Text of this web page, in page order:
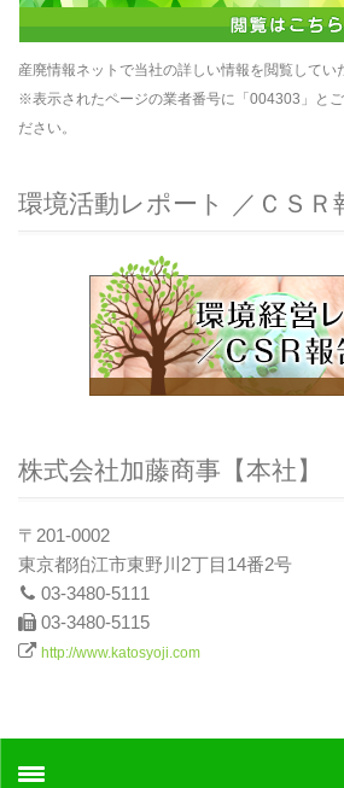
産廃情報ネットで当社の詳しい情報を閲覧してい
※表示されたページの業者番号に「004303」と
ださい。
環境活動レポート ／ＣＳＲ
株式会社加藤商事【本社】
〒201-0002
東京都狛江市東野川2丁目14番2号
03-3480-5111
03-3480-5115
http://www.katosyoji.com